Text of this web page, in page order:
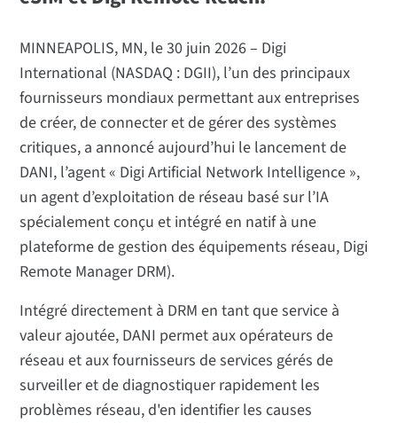
MINNEAPOLIS, MN, le 30 juin 2026 – Digi
International (NASDAQ : DGII), l’un des principaux
fournisseurs mondiaux permettant aux entreprises
de créer, de connecter et de gérer des systèmes
critiques, a annoncé aujourd’hui le lancement de
DANI, l’agent « Digi Artificial Network Intelligence »,
un agent d’exploitation de réseau basé sur l’IA
spécialement conçu et intégré en natif à une
plateforme de gestion des équipements réseau, Digi
Remote Manager DRM).
Intégré directement à DRM en tant que service à
valeur ajoutée, DANI permet aux opérateurs de
réseau et aux fournisseurs de services gérés de
surveiller et de diagnostiquer rapidement les
problèmes réseau, d'en identifier les causes